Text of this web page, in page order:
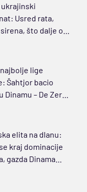
Usred rata,
što dalje od
lige
Šahtjor bacio
Dinamu – De Zerbi i
elita na dlanu:
kraj dominacije
gazda Dinama